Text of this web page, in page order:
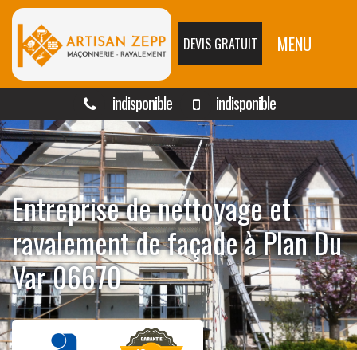
DEVIS GRATUIT MENU
indisponible indisponible
Entreprise de nettoyage et
ravalement de façade à Plan Du
Var 06670